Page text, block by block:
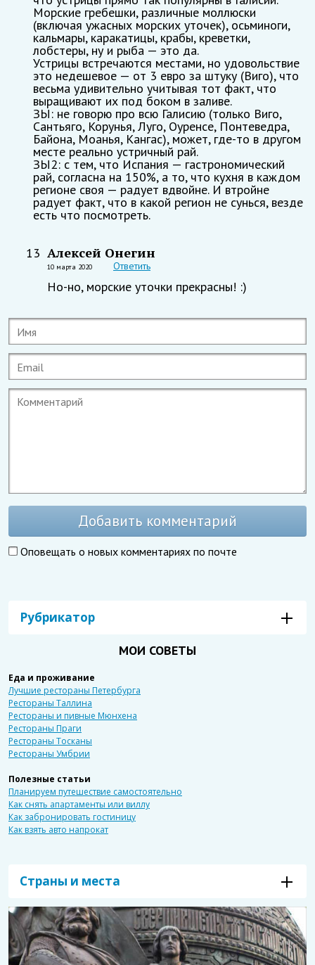
Морские гребешки, различные моллюски
(включая ужасных морских уточек), осьминоги,
кальмары, каракатицы, крабы, креветки,
лобстеры, ну и рыба — это да.
Устрицы встречаются местами, но удовольствие
это недешевое — от 3 евро за штуку (Виго), что
весьма удивительно учитывая тот факт, что
выращивают их под боком в заливе.
ЗЫ: не говорю про всю Галисию (только Виго,
Сантьяго, Корунья, Луго, Оуренсе, Понтеведра,
Байона, Моанья, Кангас), может, где-то в другом
месте реально устричный рай.
ЗЫ2: с тем, что Испания — гастрономический
рай, согласна на 150%, а то, что кухня в каждом
регионе своя — радует вдвойне. И втройне
радует факт, что в какой регион не сунься, везде
есть что посмотреть.
13 Алексей Онегин
10 марта 2020 Ответить
Но-но, морские уточки прекрасны! :)
Добавить комментарий
Оповещать о новых комментариях по почте
Рубрикатор
МОИ СОВЕТЫ
Еда и проживание
Лучшие рестораны Петербурга
Рестораны Таллина
Рестораны и пивные Мюнхена
Рестораны Праги
Рестораны Тосканы
Рестораны Умбрии
Полезные статьи
Планируем путешествие самостоятельно
Как снять апартаменты или виллу
Как забронировать гостиницу
Как взять авто напрокат
Страны и места